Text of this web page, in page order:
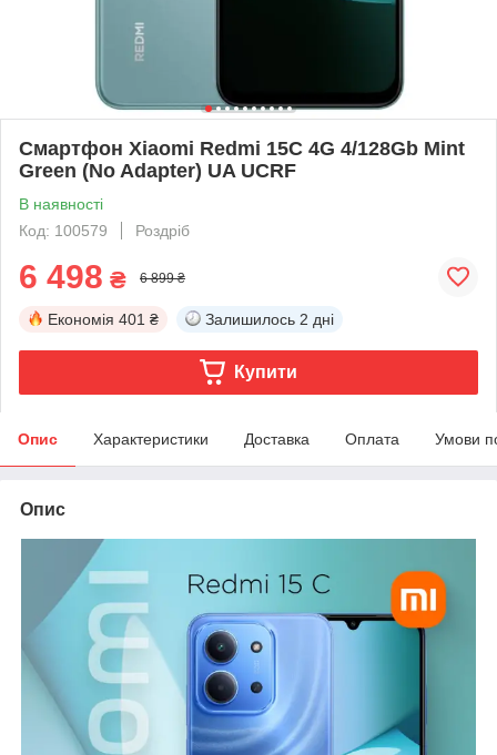
Смартфон Xiaomi Redmi 15C 4G 4/128Gb Mint
Green (No Adapter) UA UCRF
В наявності
Код: 100579
Роздріб
6 498 ₴ 6 899 ₴
Економія 401 ₴ Залишилось 2 дні
Купити
Опис Характеристики Доставка Оплата Умови
Опис